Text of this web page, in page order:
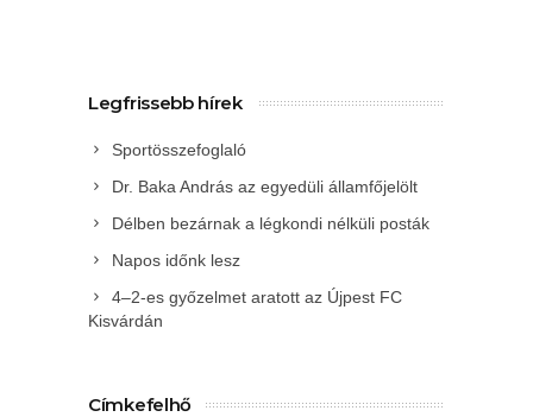
Legfrissebb hírek
Sportösszefoglaló
Dr. Baka András az egyedüli államfőjelölt
Délben bezárnak a légkondi nélküli posták
Napos időnk lesz
4–2-es győzelmet aratott az Újpest FC
Kisvárdán
Címkefelhő